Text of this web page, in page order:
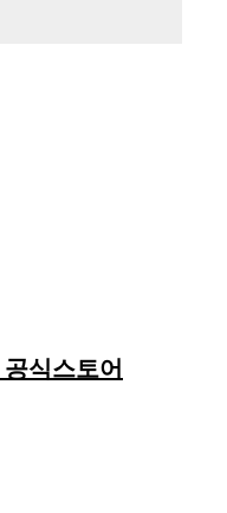
식스토어